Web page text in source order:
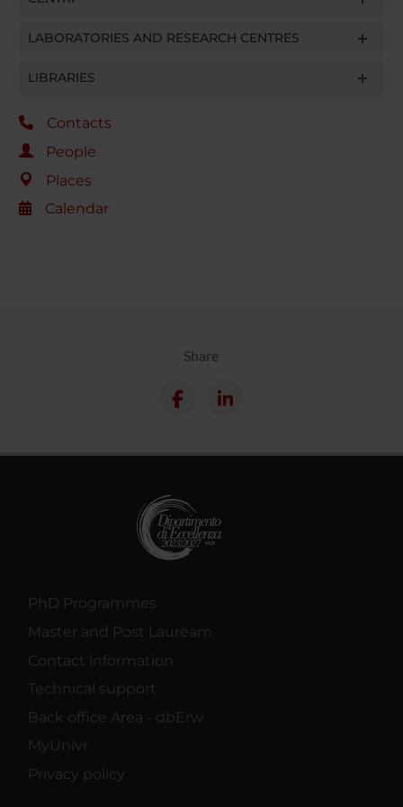
LABORATORIES AND RESEARCH CENTRES
LIBRARIES
Contacts
People
Places
Calendar
Share
PhD Programmes
Master and Post Lauream
Contact information
Technical support
Back office Area - dbErw
MyUnivr
Privacy policy